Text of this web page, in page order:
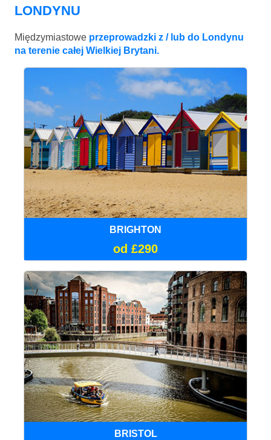
LONDYNU
Międzymiastowe przeprowadzki z / lub do Londynu
na terenie całej Wielkiej Brytani.
BRIGHTON
od £290
BRISTOL